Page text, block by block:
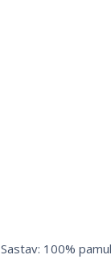
Sastav: 100%